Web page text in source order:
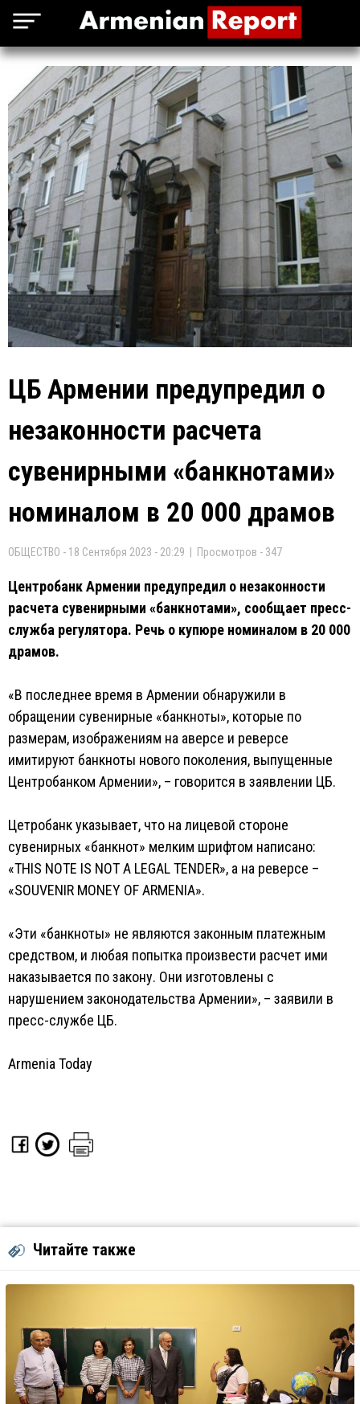
ЦБ Армении предупредил о
незаконности расчета
сувенирными «банкнотами»
номиналом в 20 000 драмов
ОБЩЕСТВО - 18 Сентября 2023 - 20:29 | Просмотров - 347
Центробанк Армении предупредил о незаконности
расчета сувенирными «банкнотами», сообщает пресс-
служба регулятора. Речь о купюре номиналом в 20 000
драмов.
«В последнее время в Армении обнаружили в
обращении сувенирные «банкноты», которые по
размерам, изображениям на аверсе и реверсе
имитируют банкноты нового поколения, выпущенные
Центробанком Армении», – говорится в заявлении ЦБ.
Цетробанк указывает, что на лицевой стороне
сувенирных «банкнот» мелким шрифтом написано:
«THIS NOTE IS NOT A LEGAL TENDER», а на реверсе –
«SOUVENIR MONEY OF ARMENIA».
«Эти «банкноты» не являются законным платежным
средством, и любая попытка произвести расчет ими
наказывается по закону. Они изготовлены с
нарушением законодательства Армении», – заявили в
пресс-службе ЦБ.
Armenia Today
Читайте также